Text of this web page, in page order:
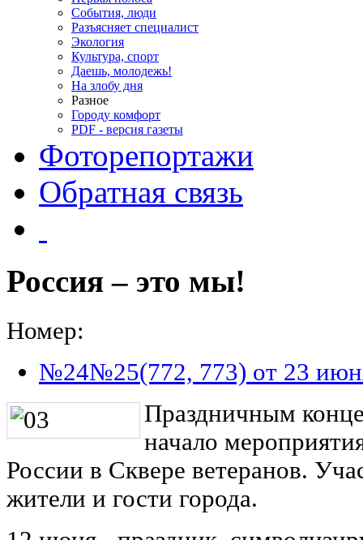
События, люди
Разъясняет специалист
Экология
Культура, спорт
Даешь, молодежь!
На злобу дня
Разное
Городу комфорт
PDF - версия газеты
Фоторепортажи
Обратная связь
Россия – это мы!
Номер:
№24№25(772, 773) от 23
Праздничным
начало
России в Сквере ветеранов.
жители и гости города.